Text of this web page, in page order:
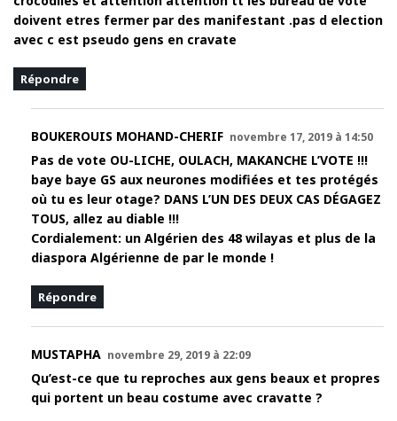
doivent etres fermer par des manifestant .pas d election
avec c est pseudo gens en cravate
Répondre
BOUKEROUIS MOHAND-CHERIF novembre 17, 2019 à 14:50
Pas de vote OU-LICHE, OULACH, MAKANCHE L’VOTE !!!
baye baye GS aux neurones modifiées et tes protégés
où tu es leur otage? DANS L’UN DES DEUX CAS DÉGAGEZ
TOUS, allez au diable !!!
Cordialement: un Algérien des 48 wilayas et plus de la
diaspora Algérienne de par le monde !
Répondre
MUSTAPHA novembre 29, 2019 à 22:09
Qu’est-ce que tu reproches aux gens beaux et propres
qui portent un beau costume avec cravatte ?